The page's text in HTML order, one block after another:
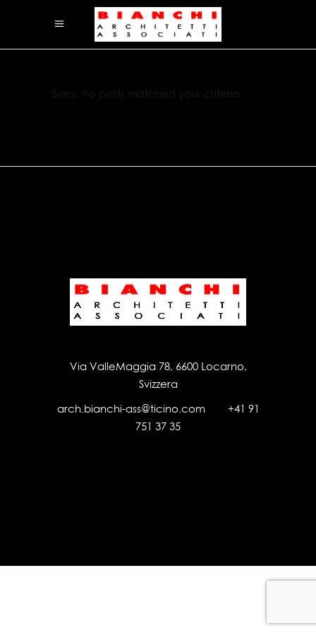
Sorry, no posts matched your criteria.
Via ValleMaggia 78, 6600 Locarno,
Svizzera
arch.bianchi-ass@ticino.com
+41 91
751 37 35